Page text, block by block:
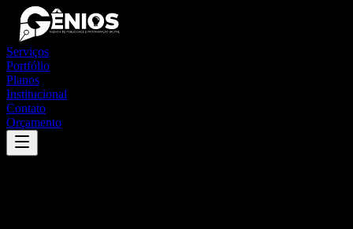
Serviços
Portfólio
Planos
Institucional
Contato
Orçamento